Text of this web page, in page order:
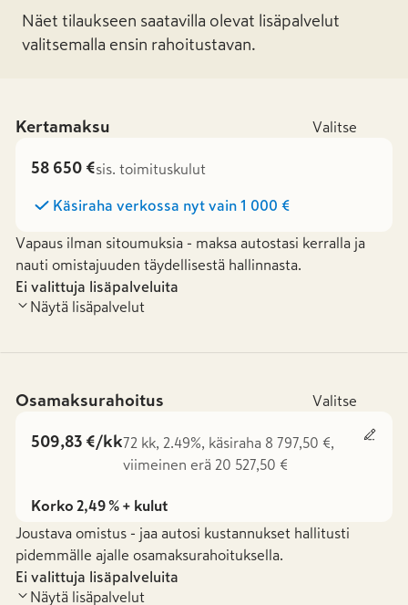
Näet tilaukseen saatavilla olevat lisäpalvelut
valitsemalla ensin rahoitustavan.
Kertamaksu Valitse
58 650 €sis. toimituskulut
Käsiraha verkossa nyt vain 1 000 €
Vapaus ilman sitoumuksia - maksa autostasi kerralla ja
nauti omistajuuden täydellisestä hallinnasta.
Ei valittuja lisäpalveluita
Näytä lisäpalvelut
Osamaksurahoitus Valitse
509,83 €/kk72 kk, 2.49%, käsiraha 8 797,50 €,
viimeinen erä 20 527,50 €
Korko 2,49 % + kulut
Joustava omistus - jaa autosi kustannukset hallitusti
pidemmälle ajalle osamaksurahoituksella.
Ei valittuja lisäpalveluita
Näytä lisäpalvelut